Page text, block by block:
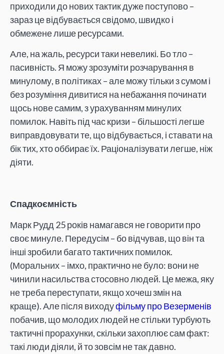
приходили до нових тактик дуже поступово –
зараз це відбувається свідомо, швидко і
обмежене лише ресурсами.
Але, на жаль, ресурси таки невеликі. Бо тло –
пасивність. Я можу зрозуміти розчарування в
минулому, в політиках – але можу тільки з сумом і
без розуміння дивитися на небажання починати
щось нове самим, з урахуванням минулих
помилок. Навіть під час кризи – більшості легше
виправдовувати те, що відбувається, і ставати на
бік тих, хто оббирає їх. Раціоналізувати легше, ніж
діяти.
Спадкоємність
Марк Рудд 25 років намагався не говорити про
своє минуле. Передусім – бо відчував, що він та
інші зробили багато тактичних помилок.
(Моральних – імхо, практично не було: вони не
чинили насильства стосовно людей. Це межа, яку
не треба переступати, якщо хочеш змін на
краще). Але після виходуфільму про Везерменів
побачив, що молодих людей не стільки турбують
тактичні прорахунки, скільки захоплює сам факт:
такі люди діяли, й то зовсім не так давно.